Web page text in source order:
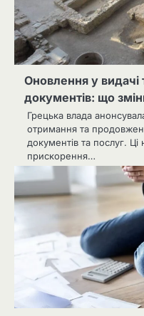
Оновлення у видачі
документів: що
Грецька влада
отримання та
документів та послуг.
прискорення…